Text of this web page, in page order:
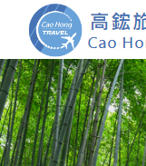
首頁
團體旅遊